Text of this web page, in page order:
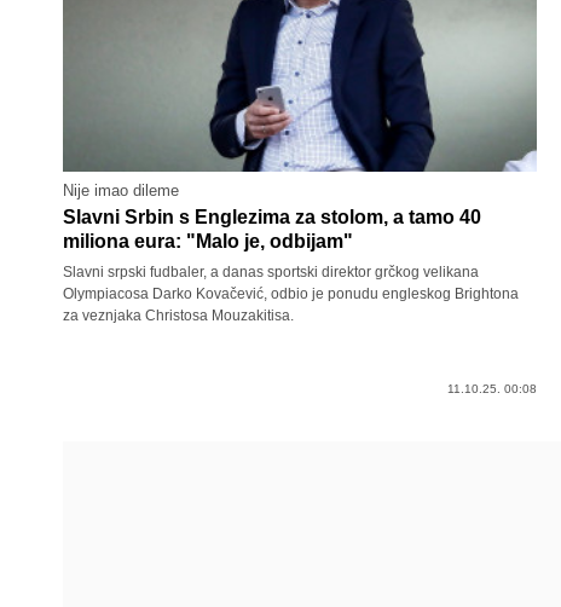
Nije imao dileme
Slavni Srbin s Englezima za stolom, a tamo 40
miliona eura: "Malo je, odbijam"
Slavni srpski fudbaler, a danas sportski direktor grčkog velikana
Olympiacosa Darko Kovačević, odbio je ponudu engleskog Brightona
za veznjaka Christosa Mouzakitisa.
11.10.25. 00:08